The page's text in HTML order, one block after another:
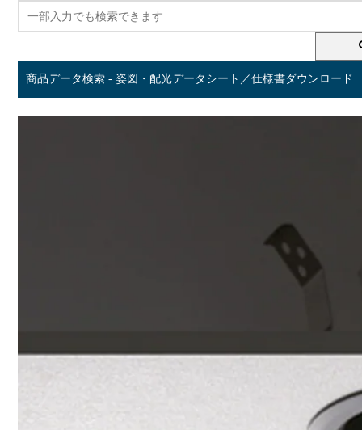
商品データ検索 - 姿図・配光データシート／仕様書ダウンロード